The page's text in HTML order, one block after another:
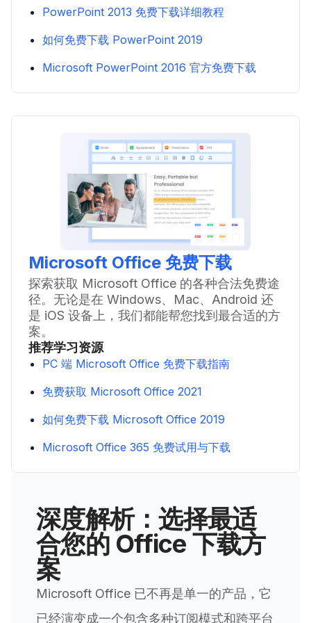
PowerPoint 2013 免费下载详细教程
如何免费下载 PowerPoint 2019
Microsoft PowerPoint 2016 官方免费下载
Microsoft Office 免费下载
探索获取 Microsoft Office 的各种合法免费途
径。无论是在 Windows、Mac、Android 还
是 iOS 设备上，我们都能帮您找到最合适的方
案。
推荐学习资源
PC 端 Microsoft Office 免费下载指南
免费获取 Microsoft Office 2021
如何免费下载 Microsoft Office 2019
Microsoft Office 365 免费试用与下载
深度解析：选择最适
合您的 Office 下载方
案
Microsoft Office 已不再是单一的产品，它
已经演变成一个包含多种订阅模式和跨平台